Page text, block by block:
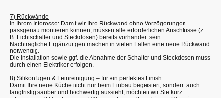
7) Rückwände
In Ihrem Interesse: Damit wir Ihre Rückwand ohne Verzögerungen
passgenau montieren können, müssen alle erforderlichen Anschlüsse (z.
B. Lichtschalter und Steckdosen) bereits vorhanden sein.
Nachträgliche Ergänzungen machen in vielen Fällen eine neue Rückwand
notwendig.
Die Installation sowie ggf. die Abnahme der Schalter und Steckdosen muss
durch einen Elektriker erfolgen.
8) Silikonfugen & Feinreinigung – für ein perfektes Finish
Damit Ihre neue Küche nicht nur beim Einbau begeistert, sondern auch
langfristig sauber und hochwertig aussieht, möchten wir Sie kurz